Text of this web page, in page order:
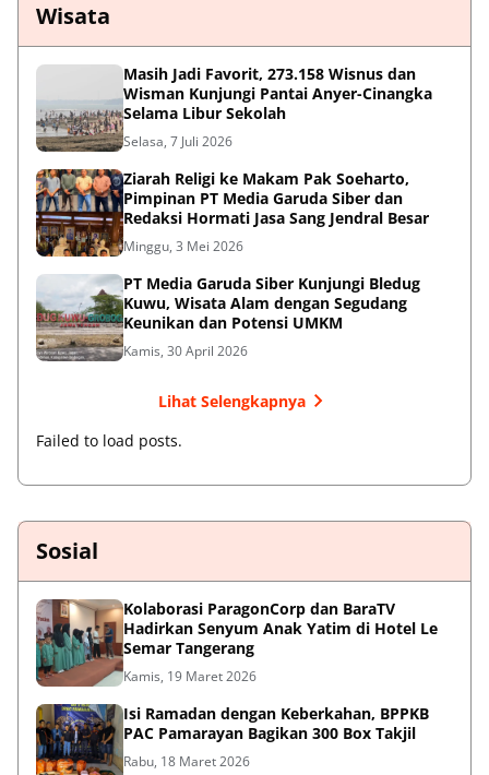
Wisata
Masih Jadi Favorit, 273.158 Wisnus dan
Wisman Kunjungi Pantai Anyer-Cinangka
Selama Libur Sekolah
Selasa, 7 Juli 2026
Ziarah Religi ke Makam Pak Soeharto,
Pimpinan PT Media Garuda Siber dan
Redaksi Hormati Jasa Sang Jendral Besar
Minggu, 3 Mei 2026
PT Media Garuda Siber Kunjungi Bledug
Kuwu, Wisata Alam dengan Segudang
Keunikan dan Potensi UMKM
Kamis, 30 April 2026
Lihat Selengkapnya
Failed to load posts.
Sosial
Kolaborasi ParagonCorp dan BaraTV
Hadirkan Senyum Anak Yatim di Hotel Le
Semar Tangerang
Kamis, 19 Maret 2026
Isi Ramadan dengan Keberkahan, BPPKB
PAC Pamarayan Bagikan 300 Box Takjil
Rabu, 18 Maret 2026